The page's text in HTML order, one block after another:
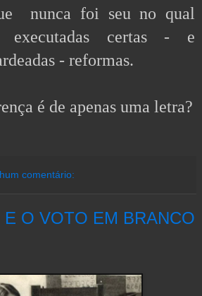
nunca foi seu no qual
executadas certas - e
- reformas.
comentário:
O VOTO EM BRANCO